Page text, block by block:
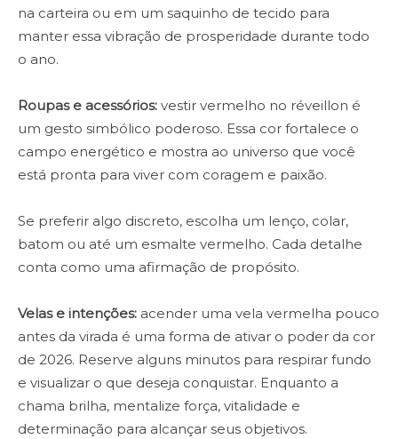
na carteira ou em um saquinho de tecido para
manter essa vibração de prosperidade durante todo
o ano.
Roupas e acessórios: vestir vermelho no réveillon é
um gesto simbólico poderoso. Essa cor fortalece o
campo energético e mostra ao universo que você
está pronta para viver com coragem e paixão.
Se preferir algo discreto, escolha um lenço, colar,
batom ou até um esmalte vermelho. Cada detalhe
conta como uma afirmação de propósito.
Velas e intenções: acender uma vela vermelha pouco
antes da virada é uma forma de ativar o poder da cor
de 2026. Reserve alguns minutos para respirar fundo
e visualizar o que deseja conquistar. Enquanto a
chama brilha, mentalize força, vitalidade e
determinação para alcançar seus objetivos.